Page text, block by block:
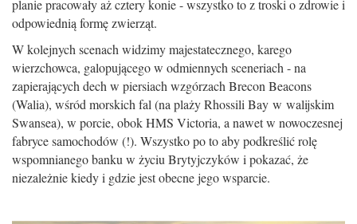
planie pracowały aż cztery konie - wszystko to z troski o zdrowie i
odpowiednią formę zwierząt.
W kolejnych scenach widzimy majestatecznego, karego
wierzchowca, galopującego w odmiennych sceneriach - na
zapierających dech w piersiach wzgórzach Brecon Beacons
(Walia), wśród morskich fal (na plaży Rhossili Bay w walijskim
Swansea), w porcie, obok HMS Victoria, a nawet w nowoczesnej
fabryce samochodów (!). Wszystko po to aby podkreślić rolę
wspomnianego banku w życiu Brytyjczyków i pokazać, że
niezależnie kiedy i gdzie jest obecne jego wsparcie.